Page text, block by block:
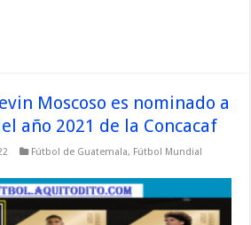
Moscoso es nominado a
año 2021 de la Concacaf
Fútbol de Guatemala, Fútbol Mundial